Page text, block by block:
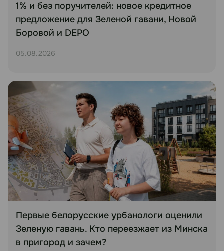
1% и без поручителей: новое кредитное
предложение для Зеленой гавани, Новой
Боровой и DEPO
05.08.2026
Первые белорусские урбанологи оценили
Зеленую гавань. Кто переезжает из Минска
в пригород и зачем?